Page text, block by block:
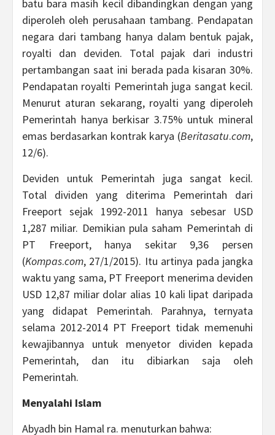
batu bara masih kecil dibandingkan dengan yang
diperoleh oleh perusahaan tambang. Pendapatan
negara dari tambang hanya dalam bentuk pajak,
royalti dan deviden. Total pajak dari industri
pertambangan saat ini berada pada kisaran 30%.
Pendapatan royalti Pemerintah juga sangat kecil.
Menurut aturan sekarang, royalti yang diperoleh
Pemerintah hanya berkisar 3.75% untuk mineral
emas berdasarkan kontrak karya (Beritasatu.com,
12/6).
Deviden untuk Pemerintah juga sangat kecil.
Total dividen yang diterima Pemerintah dari
Freeport sejak 1992-2011 hanya sebesar USD
1,287 miliar. Demikian pula saham Pemerintah di
PT Freeport, hanya sekitar 9,36 persen
(Kompas.com, 27/1/2015). Itu artinya pada jangka
waktu yang sama, PT Freeport menerima deviden
USD 12,87 miliar dolar alias 10 kali lipat daripada
yang didapat Pemerintah. Parahnya, ternyata
selama 2012-2014 PT Freeport tidak memenuhi
kewajibannya untuk menyetor dividen kepada
Pemerintah, dan itu dibiarkan saja oleh
Pemerintah.
Menyalahi Islam
Abyadh bin Hamal ra. menuturkan bahwa: